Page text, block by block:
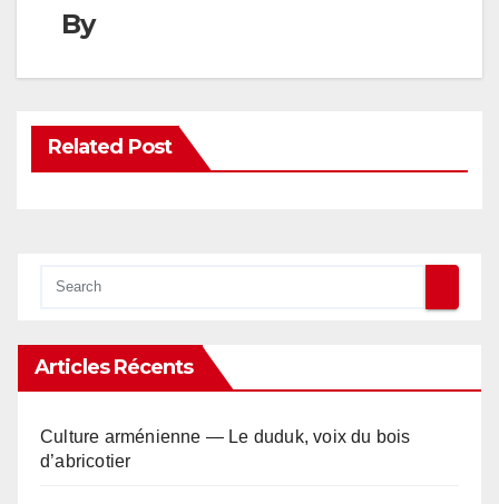
By
Related Post
Articles Récents
Culture arménienne — Le duduk, voix du bois
d’abricotier